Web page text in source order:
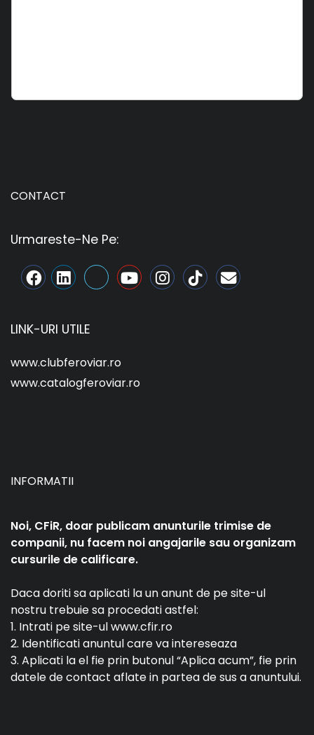
CONTACT
Urmareste-Ne Pe:
LINK-URI UTILE
www.clubferoviar.ro
www.catalogferoviar.ro
INFORMATII
Noi, CFiR, doar publicam anunturile trimise de
companii, nu facem noi angajarile sau organizam
cursurile de calificare.
Daca doriti sa aplicati la un anunt de pe site-ul
nostru trebuie sa procedati astfel:
1. Intrati pe site-ul www.cfir.ro
2. Identificati anuntul care va intereseaza
3. Aplicati la el fie prin butonul “Aplica acum”, fie prin
datele de contact aflate in partea de sus a anuntului.